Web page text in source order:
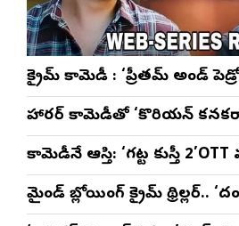
క్రైమ్ కామెడీ : ‘ప్రీతమ్ అండ్
హారర్ కామెడీతో ‘కొరియన్
కామెడీనే ఆస్తి: ‘గట్ట కుస్తీ
మైండ్ బ్లోయింగ్ క్రైమ్ థ్రిల్లర్..